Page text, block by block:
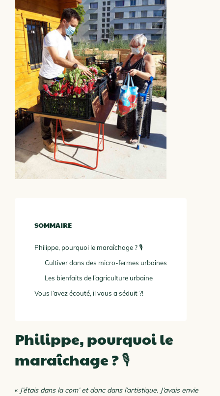
SOMMAIRE
Philippe, pourquoi le maraîchage ? 🎙
Cultiver dans des micro-fermes urbaines
Les bienfaits de l’agriculture urbaine
Vous l’avez écouté, il vous a séduit ?!
Philippe, pourquoi le
maraîchage ? 🎙
« J’étais dans la com’ et donc dans l’artistique. J’avais envie